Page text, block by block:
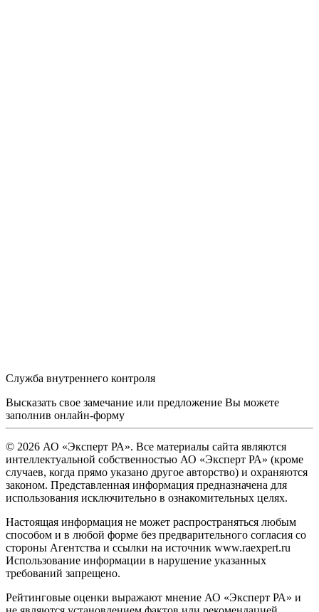
Служба внутреннего контроля
Высказать свое замечание или предложение Вы можете
заполнив онлайн-форму
© 2026 АО «Эксперт РА». Все материалы сайта являются
интеллектуальной собственностью АО «Эксперт РА» (кроме
случаев, когда прямо указано другое авторство) и охраняются
законом. Представленная информация предназначена для
использования исключительно в ознакомительных целях.
Настоящая информация не может распространяться любым
способом и в любой форме без предварительного согласия со
стороны Агентства и ссылки на источник www.raexpert.ru
Использование информации в нарушение указанных
требований запрещено.
Рейтинговые оценки выражают мнение АО «Эксперт РА» и